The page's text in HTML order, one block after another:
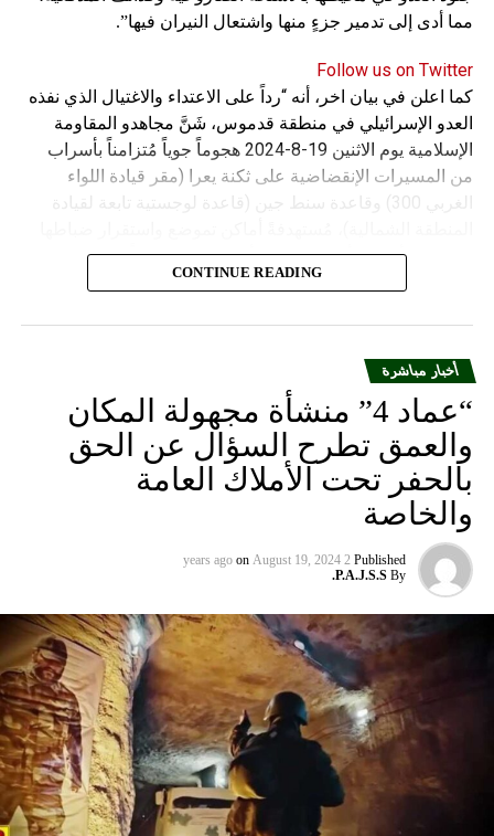
مختلفة من التمور. كما احتضنت هذه التظاهرة الثقافية كذلك
================= تابعوا أخبار الوكالة الوطنية للاعلام عبر
أثير إذاعة لبنان على الموجات 98.5 و98.1 و96.2 FM
RELATED TOPICS:
UP
سفارتنا في لندن
مما أدى إلى تدمير جزءٍ منها واشتعال النيران فيها”.
Follow us on Twitter
كما اعلن في بيان اخر، أنه “رداً على الاعتداء والاغتيال الذي نفذه
العدو الإسرائيلي في منطقة قدموس، شَنَّ مجاهدو المقاومة
الإسلامية يوم الاثنين 19-8-2024 هجوماً جوياً مُتزامناً بأسراب
من المسيرات الإنقضاضية على ثكنة يعرا (مقر قيادة اللواء
الغربي 300) وقاعدة سنط جين (قاعدة لوجستية تابعة لقيادة
وجنودها وأصابت أهدافها بدقة وأوقعت فيهم عدداً من القتلى
CONTINUE READING
أخبار مباشرة
“عماد 4” منشأة مجهولة المكان
والعمق تطرح السؤال عن الحق
بالحفر تحت الأملاك العامة
والخاصة
Published
2 years ago
on August 19, 2024
By
P.A.J.S.S.